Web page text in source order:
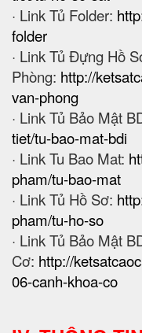
· Link Tủ Folder:
folder
· Link Tủ Đựng Hồ
Phòng: http://
van-phong
· Link Tủ Bảo Mật
tiet/tu-bao-mat-bdi
· Link Tu Bao Mat:
pham/tu-bao-mat
· Link Tủ Hồ Sơ:
pham/tu-ho-so
· Link Tủ Bảo Mật
Cơ: http://
06-canh-khoa-co